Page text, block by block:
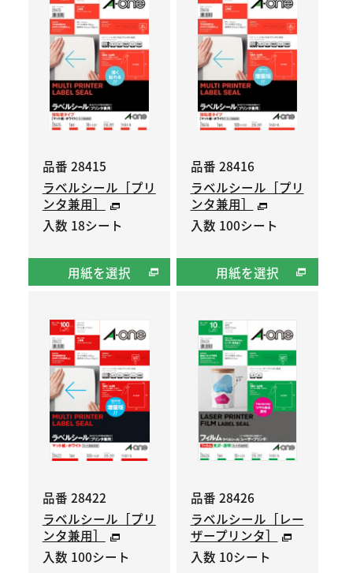
品番 28415
ラベルシール［プリ
ンタ兼用］
入数 18シート
用紙を選択
品番 28416
ラベルシール［プリ
ンタ兼用］
入数 100シート
用紙を選択
品番 28422
ラベルシール［プリ
ンタ兼用］
入数 100シート
品番 28426
ラベルシール［レー
ザープリンタ］
入数 10シート